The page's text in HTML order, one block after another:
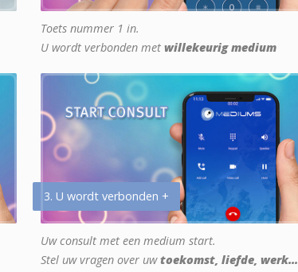
Toets nummer 1 in.
U wordt verbonden met willekeurig medium
3. U wordt verbonden +
Uw consult met een medium start.
Stel uw vragen over uwtoekomst, liefde, werk...